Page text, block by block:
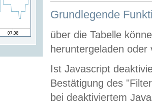
Grundlegende
über die Tabelle
heruntergeladen oder
Ist Javascript
Bestätigung des
bei deaktiviertem